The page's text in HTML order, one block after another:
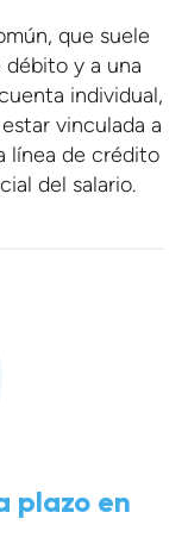
que suele
y a una
individual,
vinculada a
línea de crédito
del salario.
plazo en